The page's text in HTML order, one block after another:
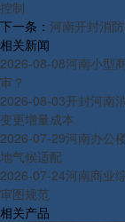
控制
下一条： 河南开封消
相关新闻
2026-08-08河南小型
审？
2026-08-03开封河南
变更增量成本
2026-07-29河南办公
地气候适配
2026-07-24河南商业
审图规范
相关产品